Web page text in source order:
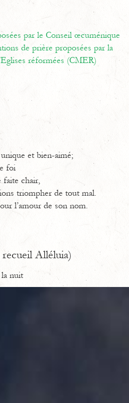
par le Conseil œcuménique
de prière proposées par la
réformées (CMER)
et bien-aimé;
foi
faite chair,
triompher de tout mal.
l’amour de son nom.
Alléluia)
nuit